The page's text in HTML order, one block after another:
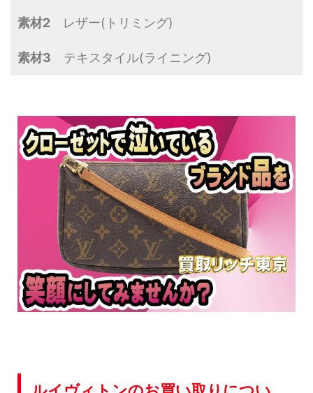
素材2 レザー(トリミング)
素材3 テキスタイル(ライニング)